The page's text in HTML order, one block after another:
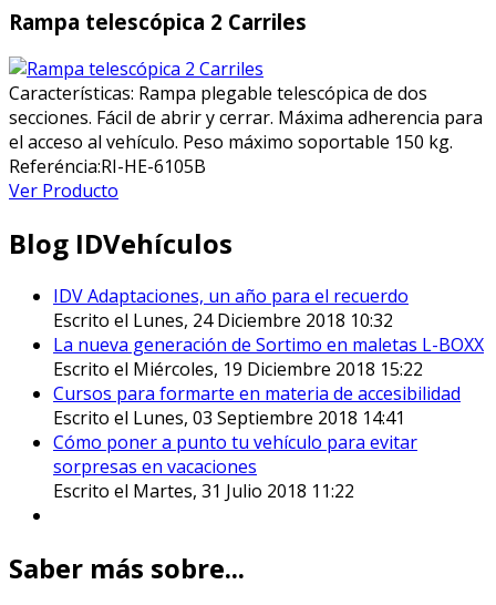
Rampa telescópica 2 Carriles
Características: Rampa plegable telescópica de dos
secciones. Fácil de abrir y cerrar. Máxima adherencia para
el acceso al vehículo. Peso máximo soportable 150 kg.
Referéncia:RI-HE-6105B
Ver Producto
Blog IDVehículos
IDV Adaptaciones, un año para el recuerdo
Escrito el Lunes, 24 Diciembre 2018 10:32
La nueva generación de Sortimo en maletas L-BOXX
Escrito el Miércoles, 19 Diciembre 2018 15:22
Cursos para formarte en materia de accesibilidad
Escrito el Lunes, 03 Septiembre 2018 14:41
Cómo poner a punto tu vehículo para evitar
sorpresas en vacaciones
Escrito el Martes, 31 Julio 2018 11:22
Saber más sobre...